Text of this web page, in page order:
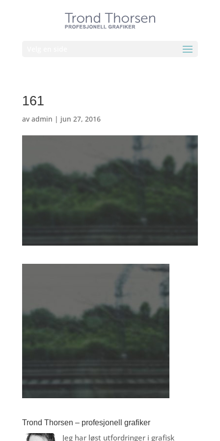
161
av admin | jun 27, 2016
Trond Thorsen – profesjonell grafiker
Jeg har løst utfordringer i grafisk